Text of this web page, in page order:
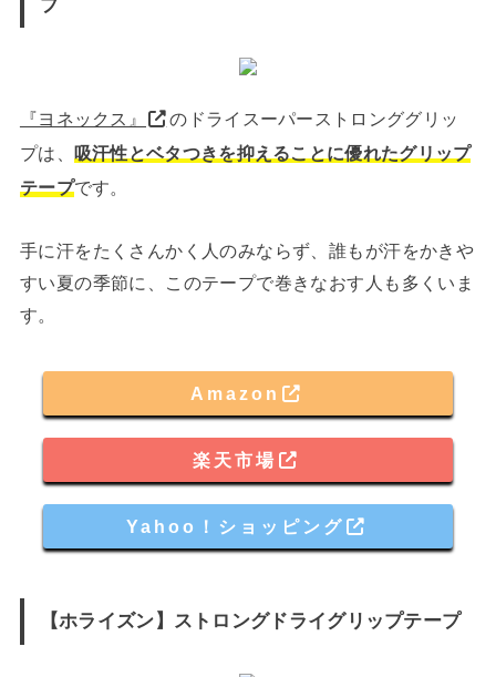
『ヨネックス』
のドライスーパーストロンググリッ
プは、
吸汗性とベタつきを抑えることに優れたグリップ
テープです。
手に汗をたくさんかく人のみならず、誰もが汗をかきや
すい夏の季節に、このテープで巻きなおす人も多くいま
す。
Amazon
楽天市場
Yahoo！ショッピング
【ホライズン】ストロングドライグリップテープ